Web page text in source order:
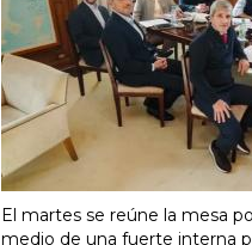
El martes se reúne la mesa
medio de una fuerte interna